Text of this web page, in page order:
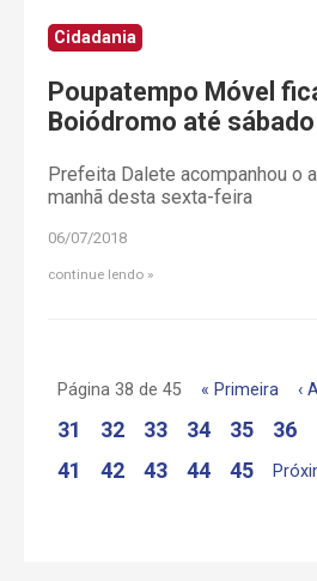
Cidadania
Poupatempo Móvel
Boiódromo até sábado
Prefeita Dalete acompanhou o
manhã desta sexta-feira
06/07/2018
continue lendo
Página 38 de 45 « Primeira ‹
31
32 33 34 35 36
41
42 43 44 45